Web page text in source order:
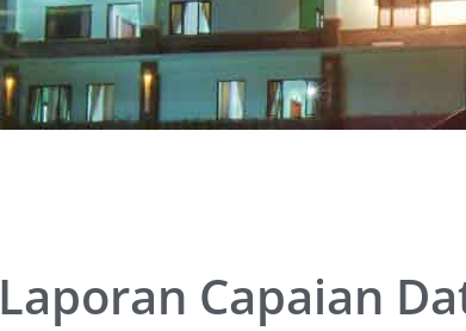
Laporan Capaian